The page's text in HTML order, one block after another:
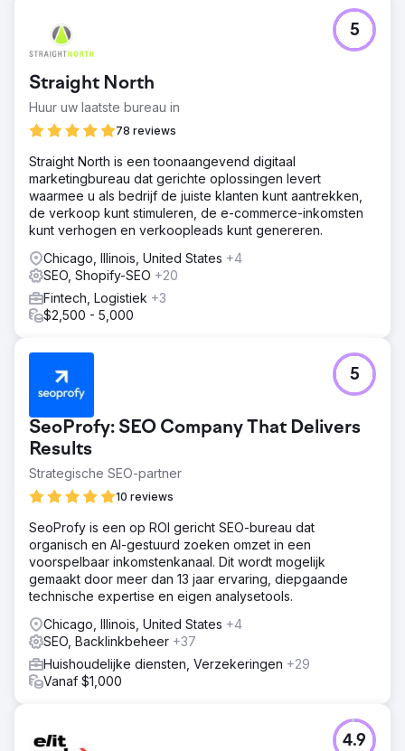
Straight North
Huur uw laatste bureau in
78 reviews
5
Straight North is een toonaangevend digitaal
marketingbureau dat gerichte oplossingen levert
waarmee u als bedrijf de juiste klanten kunt aantrekken,
de verkoop kunt stimuleren, de e-commerce-inkomsten
kunt verhogen en verkoopleads kunt genereren.
Chicago, Illinois, United States +4
SEO, Shopify-SEO +20
Fintech, Logistiek +3
$2,500 - 5,000
SeoProfy: SEO Company That Delivers
Results
Strategische SEO-partner
10 reviews
5
SeoProfy is een op ROI gericht SEO-bureau dat
organisch en AI-gestuurd zoeken omzet in een
voorspelbaar inkomstenkanaal. Dit wordt mogelijk
gemaakt door meer dan 13 jaar ervaring, diepgaande
technische expertise en eigen analysetools.
Chicago, Illinois, United States +4
SEO, Backlinkbeheer +37
Huishoudelijke diensten, Verzekeringen +29
Vanaf $1,000
4.9